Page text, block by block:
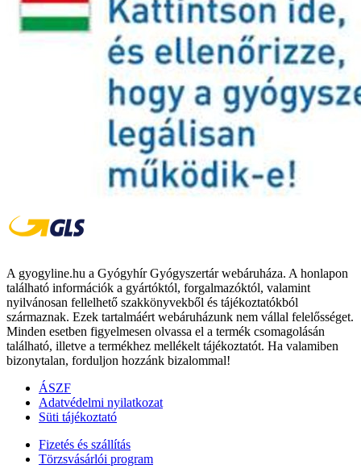
A gyogyline.hu a Gyógyhír Gyógyszertár webáruháza. A honlapon
található információk a gyártóktól, forgalmazóktól, valamint
nyilvánosan fellelhető szakkönyvekből és tájékoztatókból
származnak. Ezek tartalmáért webáruházunk nem vállal felelősséget.
Minden esetben figyelmesen olvassa el a termék csomagolásán
található, illetve a termékhez mellékelt tájékoztatót. Ha valamiben
bizonytalan, forduljon hozzánk bizalommal!
ÁSZF
Adatvédelmi nyilatkozat
Süti tájékoztató
Fizetés és szállítás
Törzsvásárlói program